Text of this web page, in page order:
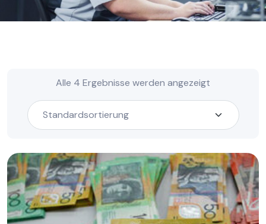
Alle 4 Ergebnisse werden angezeigt